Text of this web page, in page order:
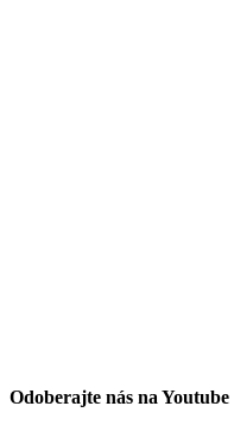
Odoberajte nás na Youtube